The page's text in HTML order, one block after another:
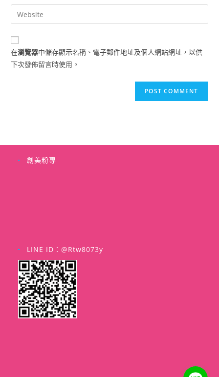
comment
email
address
comment
Enter
your
website
URL
(optional)
在瀏覽器中儲存顯示名稱、電子郵件地址及個人網站網址，以供
下次發佈留言時使用。
創美粉專
LINE ID：@rtw8073y